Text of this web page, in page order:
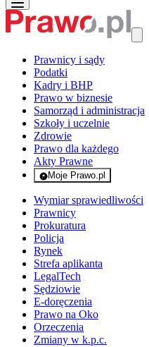
Prawnicy i sądy
Podatki
Kadry i BHP
Prawo w biznesie
Samorząd i administracja
Szkoły i uczelnie
Zdrowie
Prawo dla każdego
Akty Prawne
Moje Prawo.pl
- rejestracja i
Wymiar sprawiedliwości
Prawnicy
Prokuratura
Policja
Rynek
Strefa aplikanta
LegalTech
Sędziowie
E-doręczenia
Prawo na Oko
Orzeczenia
Zmiany w k.p.c.